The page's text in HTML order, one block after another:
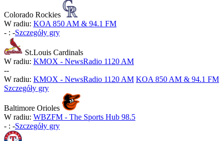
Colorado Rockies
W radiu: KOA 850 AM & 94.1 FM
- : -Szczegóły gry
St.Louis Cardinals
W radiu: KMOX - NewsRadio 1120 AM
--
W radiu: KMOX - NewsRadio 1120 AM KOA 850 AM & 94.1 FM
Szczegóły gry
Baltimore Orioles
W radiu: WBZFM - The Sports Hub 98.5
- : -Szczegóły gry